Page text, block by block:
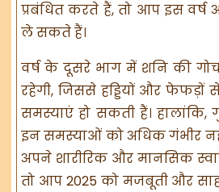
प्रबंधित करते हैं, तो आप इस
ले सकते हैं।
वर्ष के दूसरे भाग में शनि की
रहेगी, जिससे हड्डियों और
समस्याएं हो सकती हैं।
इन समस्याओं को अधिक गंभीर
अपने शारीरिक और मानसिक
तो आप 2025 को मजबूती और